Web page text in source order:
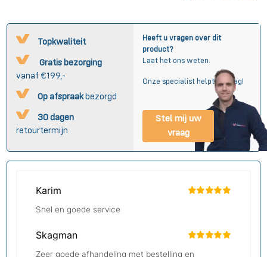
Topkwaliteit
Gratis bezorging
vanaf €199,-
Op afspraak bezorgd
30 dagen
retourtermijn
Heeft u vragen over dit
product?
Laat het ons weten.
Onze specialist helpt u graag!
Stel mij uw
vraag